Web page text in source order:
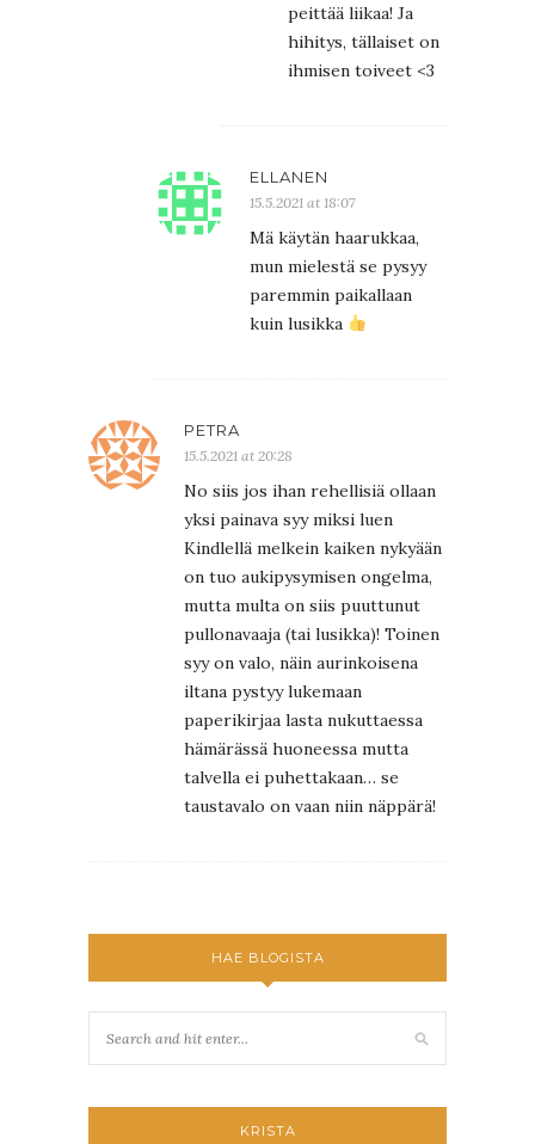
peittää liikaa! Ja
hihitys, tällaiset on
ihmisen toiveet <3
ELLANEN
15.5.2021 at 18:07
Mä käytän haarukkaa,
mun mielestä se pysyy
paremmin paikallaan
kuin lusikka
PETRA
15.5.2021 at 20:28
No siis jos ihan rehellisiä ollaan
yksi painava syy miksi luen
Kindlellä melkein kaiken nykyään
on tuo aukipysymisen ongelma,
mutta multa on siis puuttunut
pullonavaaja (tai lusikka)! Toinen
syy on valo, näin aurinkoisena
iltana pystyy lukemaan
paperikirjaa lasta nukuttaessa
hämärässä huoneessa mutta
talvella ei puhettakaan… se
taustavalo on vaan niin näppärä!
HAE BLOGISTA
KRISTA